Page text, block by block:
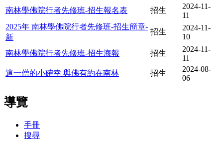
南林學佛院行者先修班-招生報名表
招生
2024-11-
11
2025年 南林學佛院行者先修班-招生簡章-
新
招生
2024-11-
10
南林學佛院行者先修班-招生海報
招生
2024-11-
11
這一僧的小確幸 與佛有約在南林
招生
2024-08-
06
導覽
手冊
搜尋